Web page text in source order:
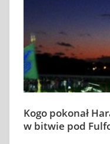
Kogo pokonał
w bitwie pod